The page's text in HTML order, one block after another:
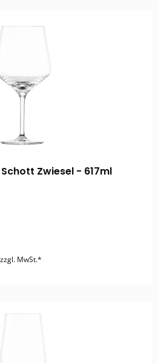
Zwiesel - 617ml
MwSt.*